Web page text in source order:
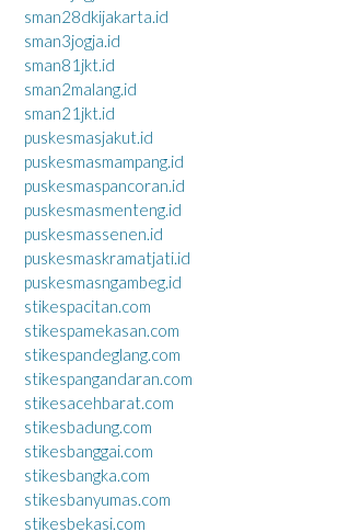
sman28dkijakarta.id
sman3jogja.id
sman81jkt.id
sman2malang.id
sman21jkt.id
puskesmasjakut.id
puskesmasmampang.id
puskesmaspancoran.id
puskesmasmenteng.id
puskesmassenen.id
puskesmaskramatjati.id
puskesmasngambeg.id
stikespacitan.com
stikespamekasan.com
stikespandeglang.com
stikespangandaran.com
stikesacehbarat.com
stikesbadung.com
stikesbanggai.com
stikesbangka.com
stikesbanyumas.com
stikesbekasi.com